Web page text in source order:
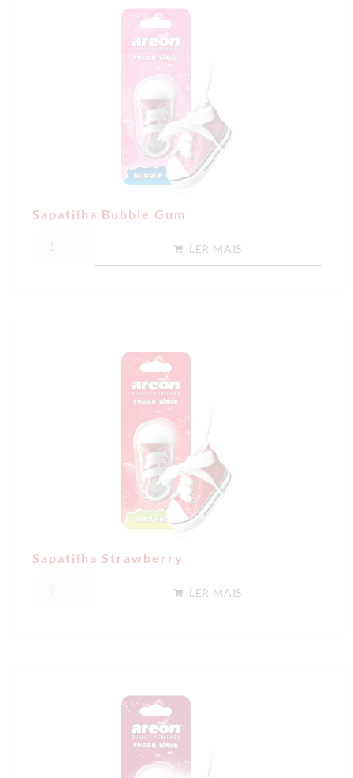
Sapatilha Bubble Gum
LER MAIS
Sapatilha Strawberry
LER MAIS